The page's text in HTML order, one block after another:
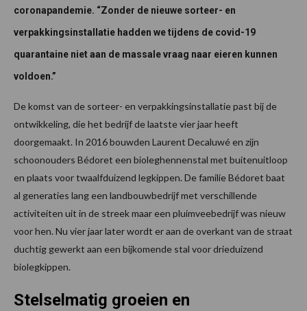
coronapandemie. “Zonder de nieuwe sorteer- en
verpakkingsinstallatie hadden we tijdens de covid-19
quarantaine niet aan de massale vraag naar eieren kunnen
voldoen.”
De komst van de sorteer- en verpakkingsinstallatie past bij de
ontwikkeling, die het bedrijf de laatste vier jaar heeft
doorgemaakt. In 2016 bouwden Laurent Decaluwé en zijn
schoonouders Bédoret een bioleghennenstal met buitenuitloop
en plaats voor twaalfduizend legkippen. De familie Bédoret baat
al generaties lang een landbouwbedrijf met verschillende
activiteiten uit in de streek maar een pluimveebedrijf was nieuw
voor hen. Nu vier jaar later wordt er aan de overkant van de straat
duchtig gewerkt aan een bijkomende stal voor drieduizend
biolegkippen.
Stelselmatig groeien en